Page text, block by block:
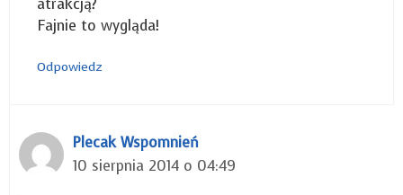
atrakcją?
Fajnie to wygląda!
Odpowiedz
Plecak Wspomnień
10 sierpnia 2014 o 04:49